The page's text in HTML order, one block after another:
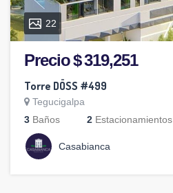
22
Precio $ 319,251
Torre DÖSS #499
Tegucigalpa
3 Baños 2 Estacionamientos
Casabianca